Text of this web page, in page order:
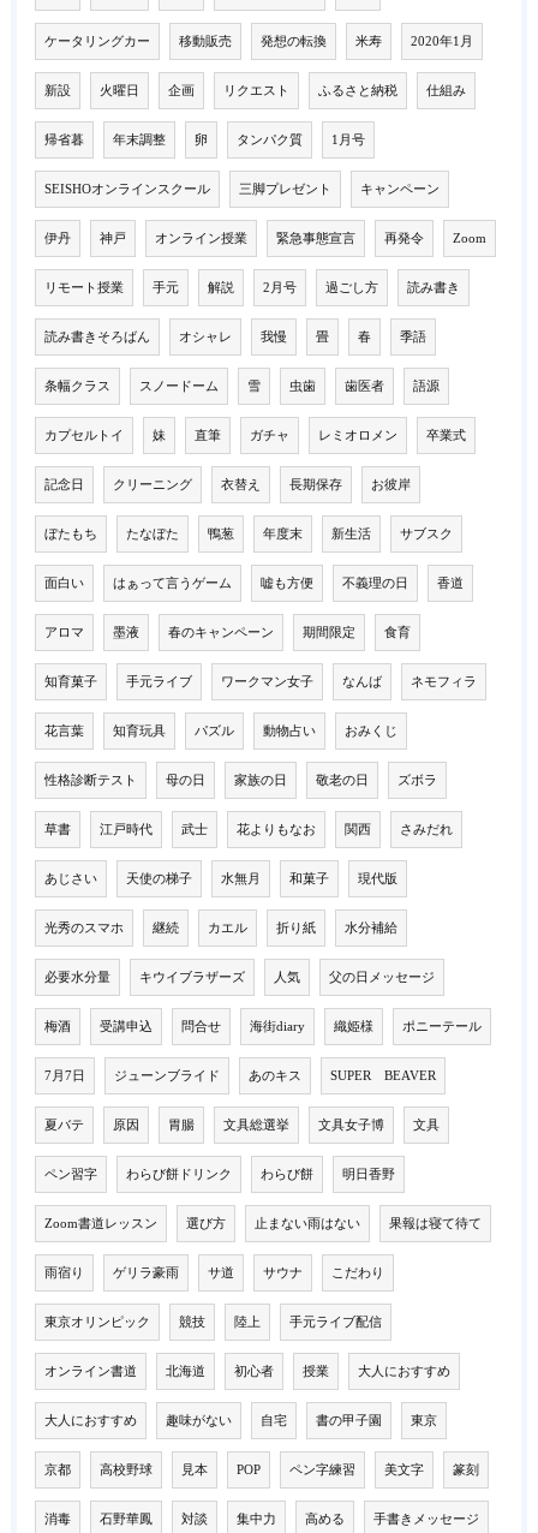
ケータリングカー 移動販売 発想の転換 米寿 2020年1月
新設 火曜日 企画 リクエスト ふるさと納税 仕組み
帰省暮 年末調整 卵 タンパク質 1月号
SEISHOオンラインスクール 三脚プレゼント キャンペーン
伊丹 神戸 オンライン授業 緊急事態宣言 再発令 Zoom
リモート授業 手元 解説 2月号 過ごし方 読み書き
読み書きそろばん オシャレ 我慢 畳 春 季語
条幅クラス スノードーム 雪 虫歯 歯医者 語源
カプセルトイ 妹 直筆 ガチャ レミオロメン 卒業式
記念日 クリーニング 衣替え 長期保存 お彼岸
ぼたもち たなぼた 鴨葱 年度末 新生活 サブスク
面白い はぁって言うゲーム 嘘も方便 不義理の日 香道
アロマ 墨液 春のキャンペーン 期間限定 食育
知育菓子 手元ライブ ワークマン女子 なんば ネモフィラ
花言葉 知育玩具 パズル 動物占い おみくじ
性格診断テスト 母の日 家族の日 敬老の日 ズボラ
草書 江戸時代 武士 花よりもなお 関西 さみだれ
あじさい 天使の梯子 水無月 和菓子 現代版
光秀のスマホ 継続 カエル 折り紙 水分補給
必要水分量 キウイブラザーズ 人気 父の日メッセージ
梅酒 受講申込 問合せ 海街diary 織姫様 ポニーテール
7月7日 ジューンブライド あのキス SUPER BEAVER
夏バテ 原因 胃腸 文具総選挙 文具女子博 文具
ペン習字 わらび餅ドリンク わらび餅 明日香野
Zoom書道レッスン 選び方 止まない雨はない 果報は寝て待て
雨宿り ゲリラ豪雨 サ道 サウナ こだわり
東京オリンピック 競技 陸上 手元ライブ配信
オンライン書道 北海道 初心者 授業 大人におすすめ
大人におすすめ 趣味がない 自宅 書の甲子園 東京
京都 高校野球 見本 POP ペン字練習 美文字 篆刻
消毒 石野華鳳 対談 集中力 高める 手書きメッセージ